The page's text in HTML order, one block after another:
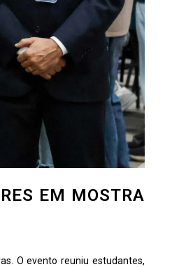
EM MOSTRA
O evento reuniu estudantes,